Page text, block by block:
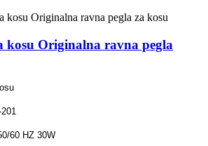
kosu Originalna ravna pegla
60 HZ 30W